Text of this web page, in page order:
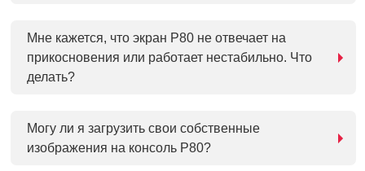
Мне кажется, что экран P80 не отвечает на
прикосновения или работает нестабильно. Что
делать?
Могу ли я загрузить свои собственные
изображения на консоль P80?